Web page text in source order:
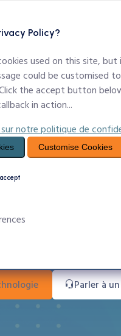
Noms de Domaine
LiteSpeed
web le plus
est
Parler à
Policy?
used on this site,
could be customised
the accept button
in action...
sur notre politique de
Customise Cookies